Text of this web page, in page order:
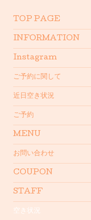
TOP PAGE
INFORMATION
Instagram
ご予約に関して
近日空き状況
ご予約
MENU
お問い合わせ
COUPON
STAFF
空き状況